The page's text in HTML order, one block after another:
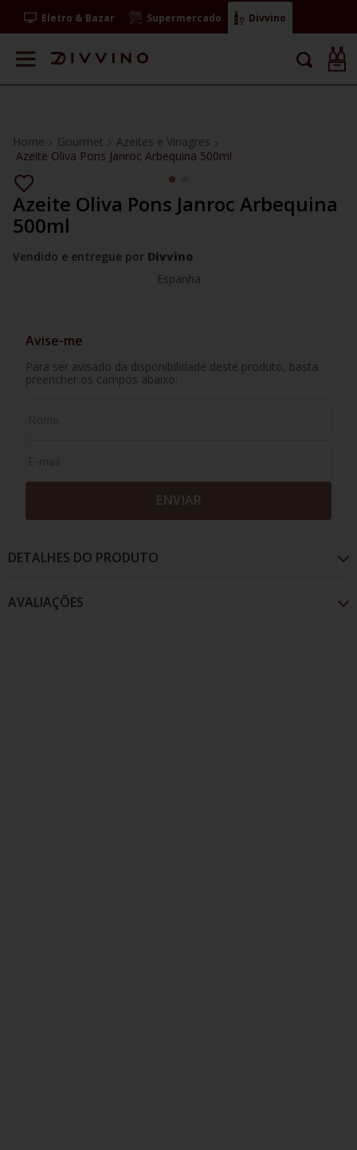
Eletro & Bazar Supermercado Divvino
Gourmet
Azeites e Vinagres
Azeite Oliva Pons Janroc Arbequina 500ml
Azeite Oliva Pons Janroc Arbequina
500ml
Vendido e entregue por Divvino
Espanha
Avise-me
Para ser avisado da disponibilidade deste produto, basta
preencher os campos abaixo:
ENVIAR
DETALHES DO PRODUTO
AVALIAÇÕES